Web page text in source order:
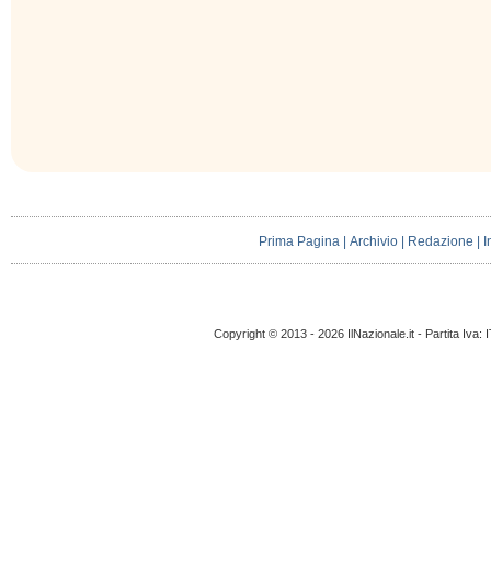
Prima Pagina |Archivio | Redazione |
Copyright © 2013 - 2026 IlNazionale.it - Partita Iva: